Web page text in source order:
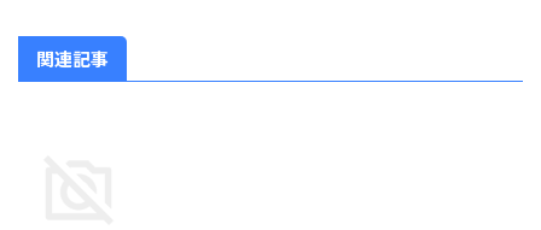
関連記事